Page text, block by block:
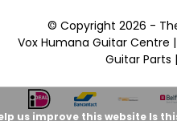
© Copyright 2026 -
Vox Humana Guitar Centre
Guitar Parts
us improve this website Is